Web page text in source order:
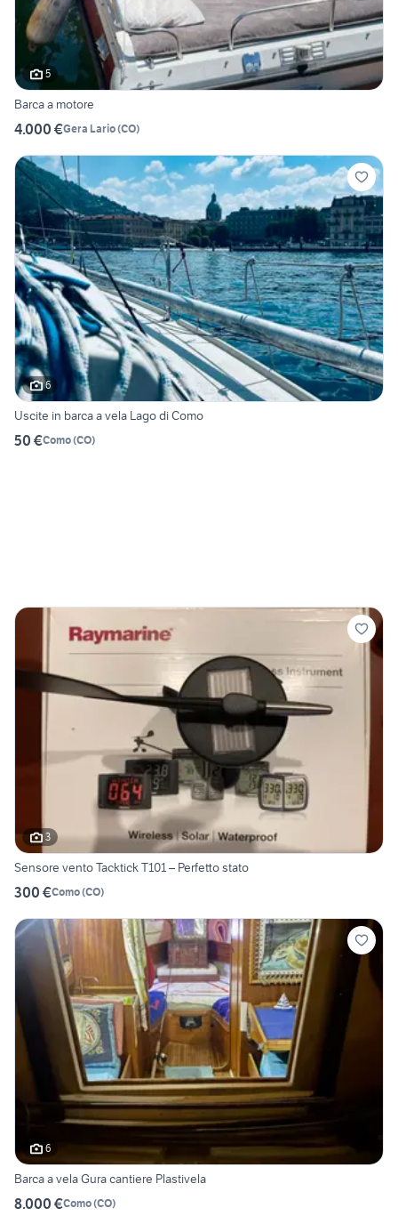
5
Barca a motore
4.000 €Gera Lario(CO)
6
Uscite in barca a vela Lago di Como
50 €Como(CO)
3
Sensore vento Tacktick T101 – Perfetto stato
300 €Como(CO)
6
Barca a vela Gura cantiere Plastivela
8.000 €Como(CO)